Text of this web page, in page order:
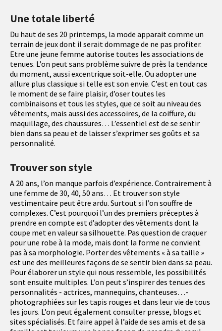
Une totale liberté
Du haut de ses 20 printemps, la mode apparait comme un
terrain de jeux dont il serait dommage de ne pas profiter.
Etre une jeune femme autorise toutes les associations de
tenues. L’on peut sans problème suivre de près la tendance
du moment, aussi excentrique soit-elle. Ou adopter une
allure plus classique si telle est son envie. C’est en tout cas
le moment de se faire plaisir, d’oser toutes les
combinaisons et tous les styles, que ce soit au niveau des
vêtements, mais aussi des accessoires, de la coiffure, du
maquillage, des chaussures… L’essentiel est de se sentir
bien dans sa peau et de laisser s’exprimer ses goûts et sa
personnalité.
Trouver son style
A 20 ans, l’on manque parfois d’expérience. Contrairement à
une femme de 30, 40, 50 ans… Et trouver son style
vestimentaire peut être ardu. Surtout si l’on souffre de
complexes. C’est pourquoi l’un des premiers préceptes à
prendre en compte est d’adopter des vêtements dont la
coupe met en valeur sa silhouette. Pas question de craquer
pour une robe à la mode, mais dont la forme ne convient
pas à sa morphologie. Porter des vêtements « à sa taille »
est une des meilleures façons de se sentir bien dans sa peau.
Pour élaborer un style qui nous ressemble, les possibilités
sont ensuite multiples. L’on peut s’inspirer des tenues des
personnalités - actrices, mannequins, chanteuses…-
photographiées sur les tapis rouges et dans leur vie de tous
les jours. L’on peut également consulter presse, blogs et
sites spécialisés. Et faire appel à l’aide de ses amis et de sa